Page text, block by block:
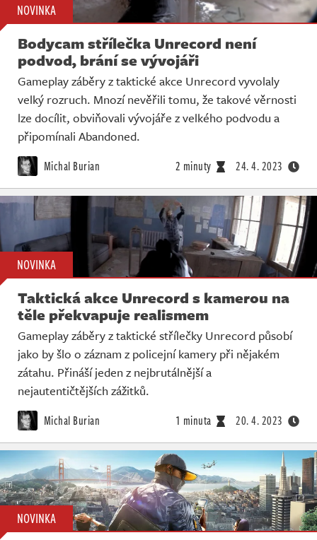
NOVINKA
Bodycam střílečka Unrecord není
podvod, brání se vývojáři
Gameplay záběry z taktické akce Unrecord vyvolaly
velký rozruch. Mnozí nevěřili tomu, že takové věrnosti
lze docílit, obviňovali vývojáře z velkého podvodu a
připomínali Abandoned.
Michal Burian 2 minuty 24. 4. 2023
NOVINKA
Taktická akce Unrecord s kamerou na
těle překvapuje realismem
Gameplay záběry z taktické střílečky Unrecord působí
jako by šlo o záznam z policejní kamery při nějakém
zátahu. Přináší jeden z nejbrutálnější a
nejautentičtějších zážitků.
Michal Burian 1 minuta 20. 4. 2023
NOVINKA